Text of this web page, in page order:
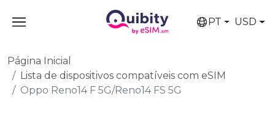
PT USD
Página Inicial
Lista de dispositivos compatíveis com eSIM
Oppo Reno14 F 5G/Reno14 FS 5G